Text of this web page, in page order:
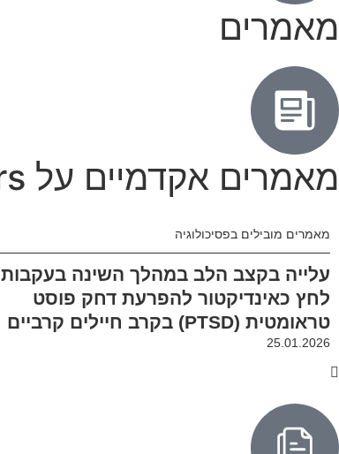
מאמרים
מאמרים אקדמיים על wearable sensors
מאמרים מובילים בפסיכולוגיה
עלייה בקצב הלב במהלך השינה בעקבות
לחץ כאינדיקטור להפרעת דחק פוסט
טראומטית (PTSD) בקרב חיילים קרביים
25.01.2026